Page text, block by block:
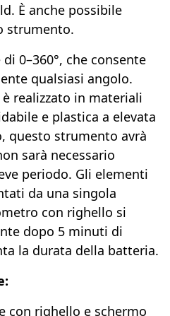
È anche possibile
strumento.
0–360°, che consente
qualsiasi angolo.
è realizzato in materiali
e plastica a elevata
questo strumento avrà
sarà necessario
periodo. Gli elementi
da una singola
con righello si
dopo 5 minuti di
la durata della batteria.
con righello e schermo